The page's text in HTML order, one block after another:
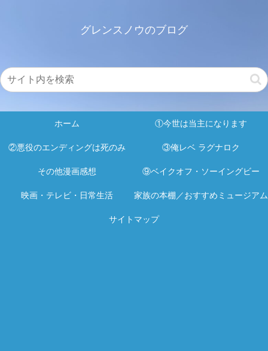
グレンスノウのブログ
ホーム ①今世は当主になります
②悪役のエンディングは死のみ ③俺レベ ラグナロク
その他漫画感想 ⑨ベイクオフ・ソーイングビー
映画・テレビ・日常生活 家族の本棚／おすすめミュージアム
サイトマップ